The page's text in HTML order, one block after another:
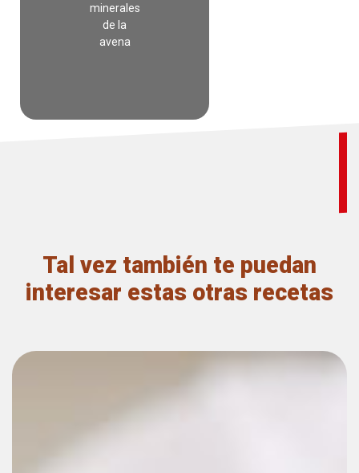
minerales
de la
avena
Tal vez también te puedan
interesar estas otras recetas